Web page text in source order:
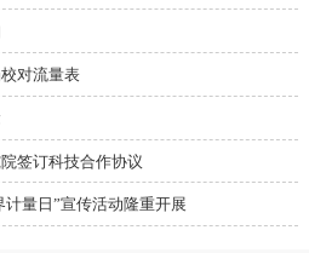
对流量表
签订科技合作协议
量日”宣传活动隆重开展